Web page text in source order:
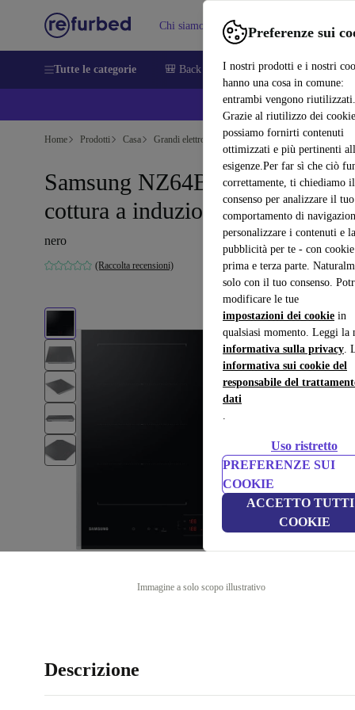
Preferenze sui
I nostri prodotti e i nostri
hanno una cosa in comune:
entrambi vengono riutilizzati.
Grazie al riutilizzo dei
possiamo fornirti contenuti
ottimizzati e più pertinenti
esigenze.Per far sì che ciò
correttamente, ti chiediamo il
consenso per analizzare il tuo
comportamento di
personalizzare i contenuti e la
pubblicità per te - con
prima e terza parte.
solo con il tuo consenso.
modificare le tue
impostazioni dei cookie in
qualsiasi momento. Leggi la
informativa sulla privacy.
informativa sui cookie del
responsabile del
dati
.
Uso ristretto
PREFERENZE SUI
COOKIE
ACCETTO
COOKIE
Chi siamo Vendere Assistenza
Tutte le categorie 🎒 Back to school Smartphone
💰
Home Prodotti Casa Grandi elettrodomestici
Samsung NZ64B6056JK Piano
cottura a induzione
nero
(Raccolta recensioni)
Immagine a solo scopo illustrativo
Descrizione